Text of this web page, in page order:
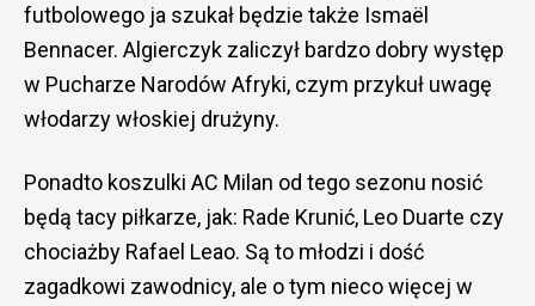
futbolowego ja szukał będzie także Ismaël
Bennacer. Algierczyk zaliczył bardzo dobry występ
w Pucharze Narodów Afryki, czym przykuł uwagę
włodarzy włoskiej drużyny.
Ponadto koszulki AC Milan od tego sezonu nosić
będą tacy piłkarze, jak: Rade Krunić, Leo Duarte czy
chociażby Rafael Leao. Są to młodzi i dość
zagadkowi zawodnicy, ale o tym nieco więcej w